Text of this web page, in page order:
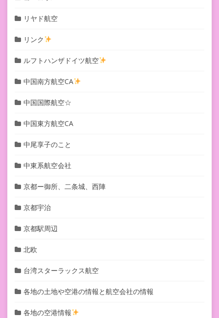
リヤド航空
リンク
ルフトハンザドイツ航空
中国南方航空CA
中国国際航空☆
中国東方航空CA
中尾享子のこと
中東系航空会社
京都ー御所、二条城、西陣
京都宇治
京都駅周辺
北欧
台湾スターラックス航空
各地の土地や空港の情報と航空会社の情報
各地の空港情報